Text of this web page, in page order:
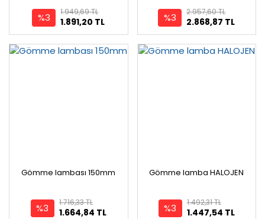
%3 1.891,20 TL
1.949,69 TL %3 2.868,87 TL
2.957,60 TL
Gömme lambası 150mm
%3 1.664,84 TL
1.716,33 TL
Gömme lamba HALOJEN
%3 1.447,54 TL
1.492,31 TL